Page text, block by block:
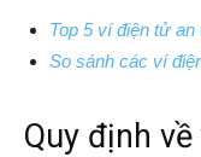
Top 5 ví điện tử
So sánh các ví
Quy định